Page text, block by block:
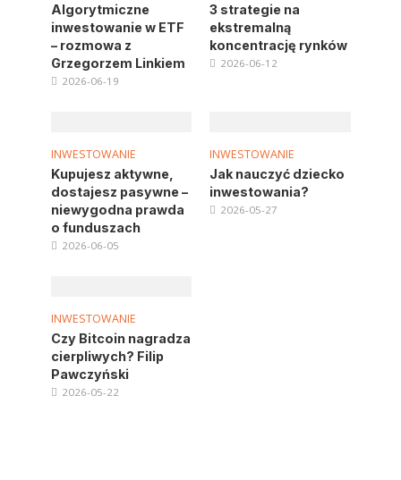
Algorytmiczne
inwestowanie w ETF
– rozmowa z
Grzegorzem Linkiem
2026-06-19
3 strategie na
ekstremalną
koncentrację rynków
2026-06-12
INWESTOWANIE
Kupujesz aktywne,
dostajesz pasywne –
niewygodna prawda
o funduszach
2026-06-05
INWESTOWANIE
Jak nauczyć dziecko
inwestowania?
2026-05-27
INWESTOWANIE
Czy Bitcoin nagradza
cierpliwych? Filip
Pawczyński
2026-05-22